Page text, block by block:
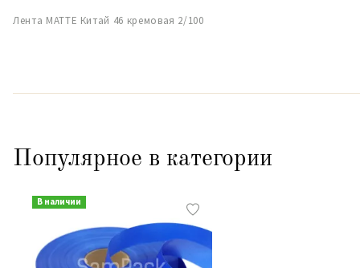
Лента MATTE Китай 46 кремовая 2/100
Популярное в категории
В наличии